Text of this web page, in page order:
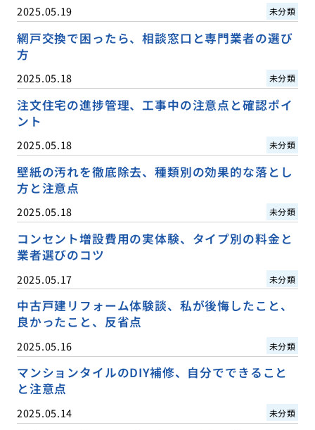
2025.05.19 未分類
網戸交換で困ったら、相談窓口と専門業者の選び
方
2025.05.18 未分類
注文住宅の進捗管理、工事中の注意点と確認ポイ
ント
2025.05.18 未分類
壁紙の汚れを徹底除去、種類別の効果的な落とし
方と注意点
2025.05.18 未分類
コンセント増設費用の実体験、タイプ別の料金と
業者選びのコツ
2025.05.17 未分類
中古戸建リフォーム体験談、私が後悔したこと、
良かったこと、反省点
2025.05.16 未分類
マンションタイルのDIY補修、自分でできること
と注意点
2025.05.14 未分類